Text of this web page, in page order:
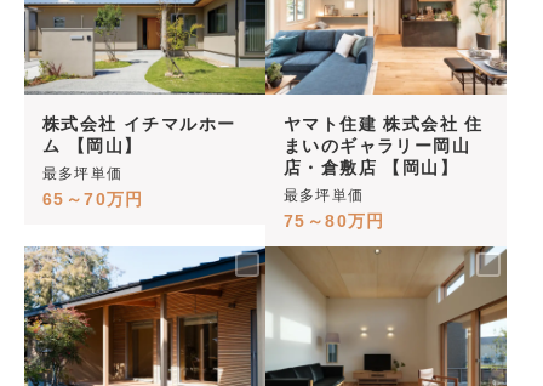
株式会社 イチマルホー
ム 【岡山】
最多坪単価
65～70万円
ヤマト住建 株式会社 住
まいのギャラリー岡山
店・倉敷店 【岡山】
最多坪単価
75～80万円